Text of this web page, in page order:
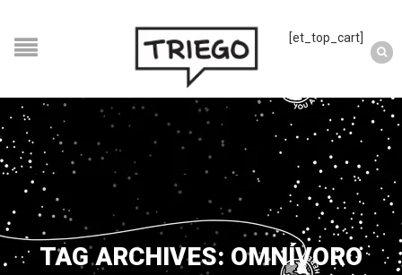
[et_top_cart]
TAG ARCHIVES: OMNÍVORO